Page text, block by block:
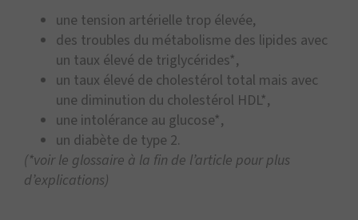
une tension artérielle trop élevée,
des troubles du métabolisme des lipides avec
un taux élevé de triglycérides*,
un taux élevé de cholestérol total mais avec
une diminution du cholestérol HDL*,
une intolérance au glucose*,
un diabète de type 2.
(*voir le glossaire à la fin de l’article pour plus
d’explications)